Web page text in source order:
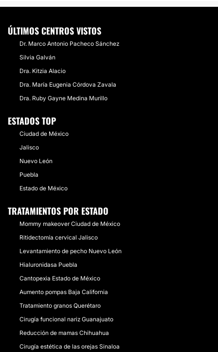
ÚLTIMOS CENTROS VISTOS
Dr. Marco Antonio Pacheco Sánchez
Silvia Galván
Dra. Kitzia Alacio
Dra. María Eugenia Córdova Zavala
Dra. Ruby Gayne Medina Murillo
ESTADOS TOP
Ciudad de México
Jalisco
Nuevo León
Puebla
Estado de México
TRATAMIENTOS POR ESTADO
Mommy makeover Ciudad de México
Ritidectomía cervical Jalisco
Levantamiento de pecho Nuevo León
Hialuronidasa Puebla
Cantopexia Estado de México
Aumento pompas Baja California
Tratamiento granos Querétaro
Cirugía funcional nariz Guanajuato
Reducción de mamas Chihuahua
Cirugía estética de las orejas Sinaloa